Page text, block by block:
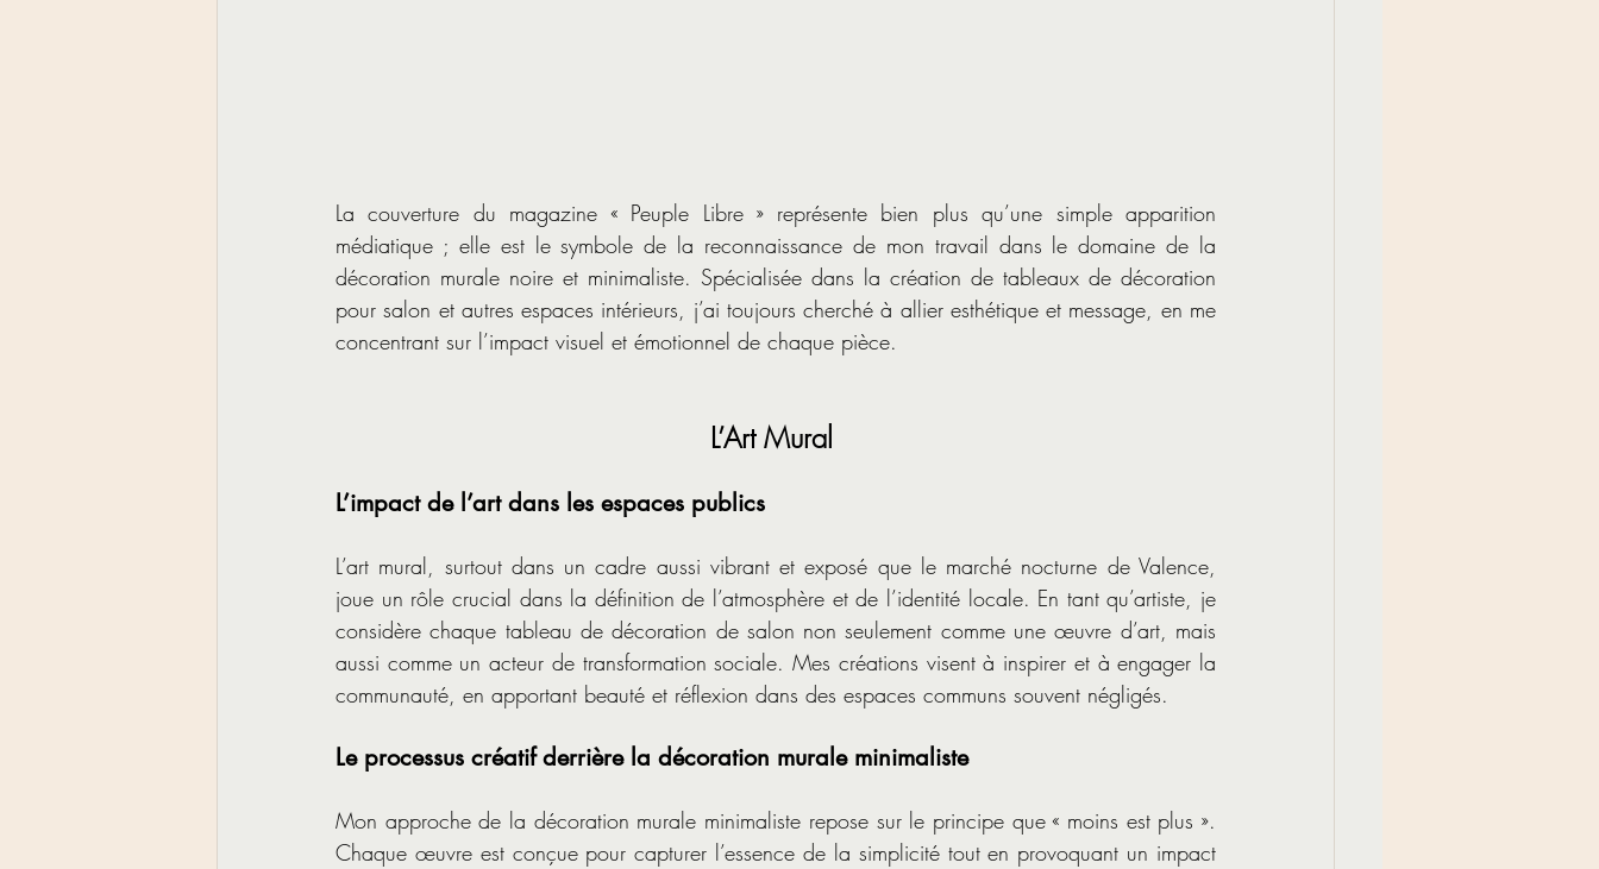
La couverture du magazine « Peuple Libre » représente bien plus qu’une simple apparition
médiatique ; elle est le symbole de la reconnaissance de mon travail dans le domaine de la
décoration murale noire et minimaliste. Spécialisée dans la création de tableaux de décoration
pour salon et autres espaces intérieurs, j’ai toujours cherché à allier esthétique et message, en me
concentrant sur l’impact visuel et émotionnel de chaque pièce.
L’Art Mural
L’impact de l’art dans les espaces publics
L’art mural, surtout dans un cadre aussi vibrant et exposé que le marché nocturne de Valence,
joue un rôle crucial dans la définition de l’atmosphère et de l’identité locale. En tant qu’artiste, je
considère chaque tableau de décoration de salon non seulement comme une œuvre d’art, mais
aussi comme un acteur de transformation sociale. Mes créations visent à inspirer et à engager la
communauté, en apportant beauté et réflexion dans des espaces communs souvent négligés.
Le processus créatif derrière la décoration murale minimaliste
Mon approche de la décoration murale minimaliste repose sur le principe que « moins est plus ».
Chaque œuvre est conçue pour capturer l’essence de la simplicité tout en provoquant un impact